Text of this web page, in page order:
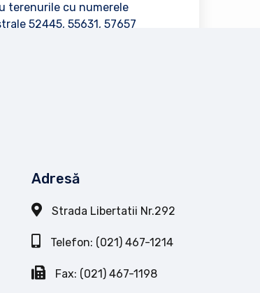
terenurile cu numerele
52445, 55631, 57657
Adresă
Strada Libertatii Nr.292
Telefon: (021) 467-1214
Fax: (021) 467-1198